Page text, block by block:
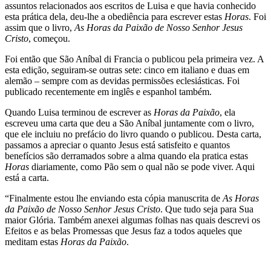
assuntos relacionados aos escritos de Luisa e que havia conhecido
esta prática dela, deu-lhe a obediência para escrever estas Horas. Foi
assim que o livro, As Horas da Paixão de Nosso Senhor Jesus
Cristo, começou.
Foi então que São Aníbal di Francia o publicou pela primeira vez. A
esta edição, seguiram-se outras sete: cinco em italiano e duas em
alemão – sempre com as devidas permissões eclesiásticas. Foi
publicado recentemente em inglês e espanhol também.
Quando Luisa terminou de escrever as Horas da Paixão, ela
escreveu uma carta que deu a São Aníbal juntamente com o livro,
que ele incluiu no prefácio do livro quando o publicou. Desta carta,
passamos a apreciar o quanto Jesus está satisfeito e quantos
benefícios são derramados sobre a alma quando ela pratica estas
Horas diariamente, como Pão sem o qual não se pode viver. Aqui
está a carta.
“Finalmente estou lhe enviando esta cópia manuscrita de As Horas
da Paixão de Nosso Senhor Jesus Cristo. Que tudo seja para Sua
maior Glória. Também anexei algumas folhas nas quais descrevi os
Efeitos e as belas Promessas que Jesus faz a todos aqueles que
meditam estas Horas da Paixão.